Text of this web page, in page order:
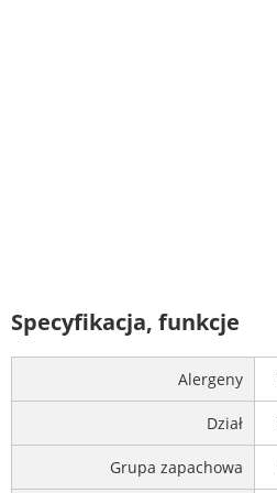
Specyfikacja, funkcje
Alergeny
Dział
Grupa zapachowa